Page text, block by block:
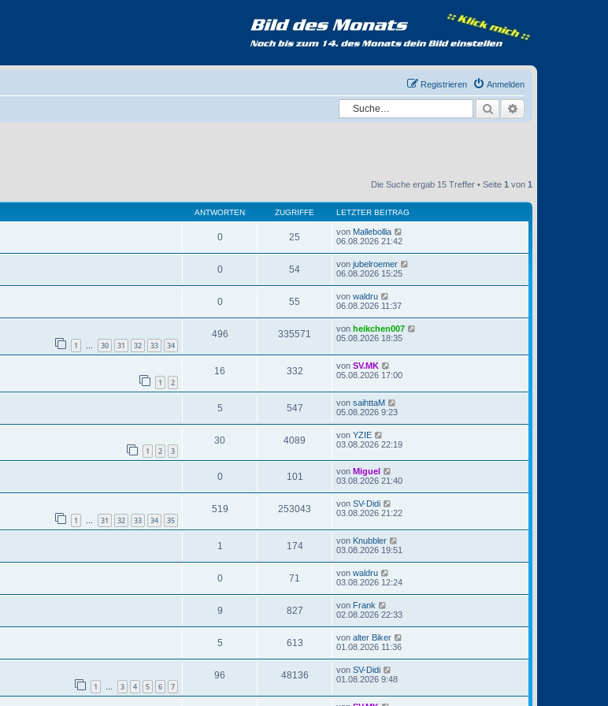
Anmelden
Registrieren
Suche
Die Suche ergab 15 Treffer • Seite 1 von 1
ANTWORTEN ZUGRIFFE LETZTER BEITRAG
0 25 von Mallebollia
06.08.2026 21:42
0 54 von jubelroemer
06.08.2026 15:25
0 55 von waldru
06.08.2026 11:37
1 … 30 31 32 33 34
496 335571 von heikchen007
05.08.2026 18:35
1 2
16 332 von SV.MK
05.08.2026 17:00
5 547 von saihttaM
05.08.2026 9:23
1 2 3
30 4089 von YZIE
03.08.2026 22:19
0 101 von Miguel
03.08.2026 21:40
1 … 31 32 33 34 35
519 253043 von SV-Didi
03.08.2026 21:22
1 174 von Knubbler
03.08.2026 19:51
0 71 von waldru
03.08.2026 12:24
9 827 von Frank
02.08.2026 22:33
5 613 von alter Biker
01.08.2026 11:36
1 3 4 5 6 7
96 48136 von SV-Didi
01.08.2026 9:48